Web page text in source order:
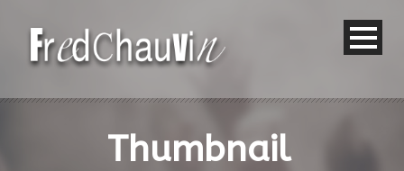
Thumbnail